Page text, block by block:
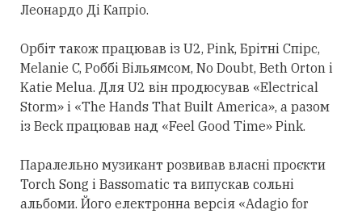
Леонардо Ді Капріо.
Орбіт також працював із U2, Pink, Брітні Спірс,
Melanie C, Роббі Вільямсом, No Doubt, Beth Orton і
Katie Melua. Для U2 він продюсував «Electrical
Storm» і «The Hands That Built America», а разом
із Beck працював над «Feel Good Time» Pink.
Паралельно музикант розвивав власні проєкти
Torch Song і Bassomatic та випускав сольні
альбоми. Його електронна версія «Adagio for